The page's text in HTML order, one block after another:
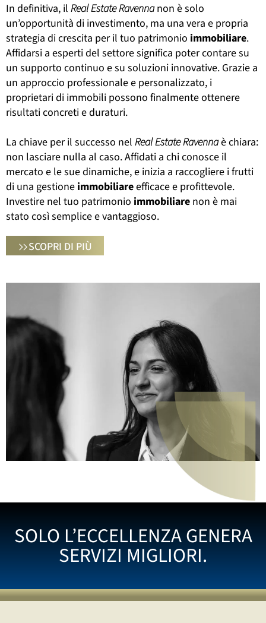
In definitiva, il Real Estate Ravennanon è solo
un’opportunità di investimento, ma una vera e propria
strategia di crescita per il tuo patrimonio immobiliare.
Affidarsi a esperti del settore significa poter contare su
un supporto continuo e su soluzioni innovative. Grazie a
un approccio professionale e personalizzato, i
proprietari di immobili possono finalmente ottenere
risultati concreti e duraturi.
La chiave per il successo nel Real Estate Ravennaè chiara:
non lasciare nulla al caso. Affidati a chi conosce il
mercato e le sue dinamiche, e inizia a raccogliere i frutti
di una gestione immobiliareefficace e profittevole.
Investire nel tuo patrimonio immobiliare non è mai
stato così semplice e vantaggioso.
SCOPRI DI PIÙ
SOLO L’ECCELLENZA GENERA
SERVIZI MIGLIORI.